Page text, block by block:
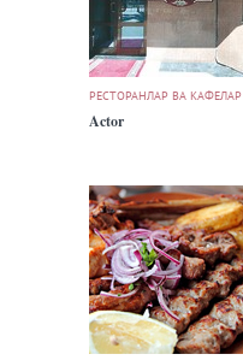
РЕСТОРАНЛАР ВА КАФЕЛАР
Actor